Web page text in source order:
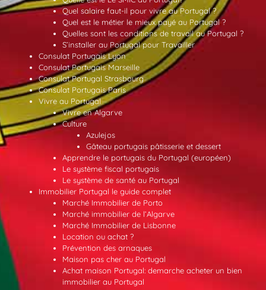
Quel salaire faut-il pour vivre au Portugal ?
Quel est le métier le mieux payé au Portugal ?
Quelles sont les conditions de travail au Portugal ?
S’installer au Portugal pour Travailler
Consulat Portugais Lyon
Consulat Portugais Marseille
Consulat Portugal Strasbourg
Consulat Portugais Paris
Vivre au Portugal
Vivre en Algarve
Culture
Azulejos
Gâteau portugais pâtisserie et dessert
Apprendre le portugais du Portugal (européen)
Le système fiscal portugais
Le système de santé au Portugal
Immobilier Portugal le guide complet
Marché Immobilier de Porto
Marché immobilier de l’Algarve
Marché Immobilier de Lisbonne
Location ou achat ?
Prévention des arnaques
Maison pas cher au Portugal
Achat maison Portugal: demarche acheter un bien
immobilier au Portugal